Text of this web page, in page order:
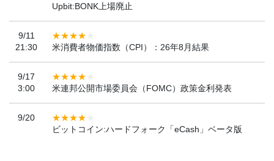
Upbit:BONK上場廃止
9/11
21:30
米消費者物価指数（CPI）：26年8月結果
9/17
3:00
米連邦公開市場委員会（FOMC）政策金利発表
9/20
ビットコイン:ハードフォーク「eCash」ベータ版